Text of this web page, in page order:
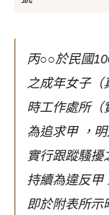
丙○○於民國
之成年女子（
時工作處所（
為追求甲 ，
實行跟蹤騷擾
持續為違反甲
即於附表所示